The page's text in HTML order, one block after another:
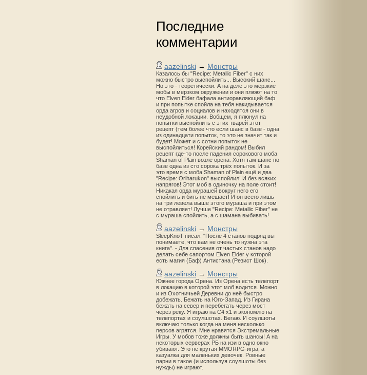
Последние
комментарии
aazelinski → Монстры
Казалось бы "Recipe: Metallic Fiber" с них
можно быстро выспойлить... Высокий шанс...
Но это - теоретически. А на деле это мерзкие
мобы в мерзком окружении и они плюют на то
что Elven Elder бафала антиоравляющий баф
и при попытке спойла на тебя накидывается
орда агров и социалов и находятся они в
неудобной локации. Вобщем, я плюнул на
попытки выспойлить с этих тварей этот
рецепт (тем более что если шанс в базе - одна
из одинадцати попыток, то это не значит так и
будет! Может и с сотни попыток не
выспойлиться! Корейский рандом! Выбил
рецепт где-то после падения сорокового моба
Shaman of Plain возле орена. Хотя там шанс по
базе одна из сто сорока трёх попыток. И за
это время с моба Shaman of Plain ещё и два
"Recipe: Oriharukon" выспойлил! И без всяких
напрягов! Этот моб в одиночку на поле стоит!
Никакая орда мурашей вокруг него его
спойлить и бить не мешает! И он всего лишь
на три левела выше этого мураша и при этом
не отравляет! Лучше "Recipe: Metallic Fiber" не
с мураша спойлить, а с шамана выбивать!
aazelinski → Монстры
SleepKnoT писал: "После 4 станов подряд вы
понимаете, что вам не очень то нужна эта
книга". - Для спасения от частых станов надо
делать себе сапортом Elven Elder у которой
есть магия (Баф) Антистана (Резист Шок).
aazelinski → Монстры
Южнее города Орена. Из Орена есть телепорт
в локацию в которой этот моб водится. Можно
и из Охотничьей Деревни до неё быстро
добежать. Бежать на Юго-Запад. Из Гирана
бежать на север и перебегать через мост
через реку. Я играю на С4 х1 и экономлю на
телепортах и соулшотах. Бегаю. И соулшоты
включаю только когда на меня несколько
персов агрятся. Мне нравятся Экстремальные
Игры. У мобов тоже должны быть шансы! А на
некоторых серверах РБ на изи в одно окно
убивают. Это не крутая MMORPG-игра, а
казуалка для маленьких девочек. Ровные
парни в такое (и используя соулшоты без
нужды) не играют.